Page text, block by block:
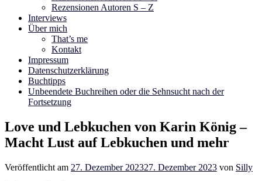
Rezensionen Autoren S – Z
Interviews
Über mich
That’s me
Kontakt
Impressum
Datenschutzerklärung
Buchtipps
Unbeendete Buchreihen oder die Sehnsucht nach der
Fortsetzung
Love und Lebkuchen von Karin König –
Macht Lust auf Lebkuchen und mehr
Veröffentlicht am 27. Dezember 202327. Dezember 2023 von Silly